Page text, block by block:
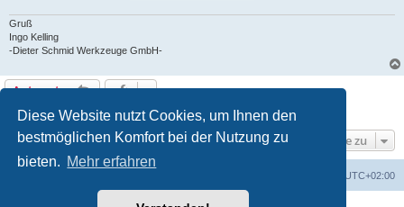
Diese Website nutzt Cookies, um Ihnen den
bestmöglichen Komfort bei der Nutzung zu
bieten. Mehr erfahren
Gruß
Ingo Kelling
-Dieter Schmid Werkzeuge GmbH-
Antworten
1 Beitrag • Seite1von1
Gehe zu
UTC+02:00